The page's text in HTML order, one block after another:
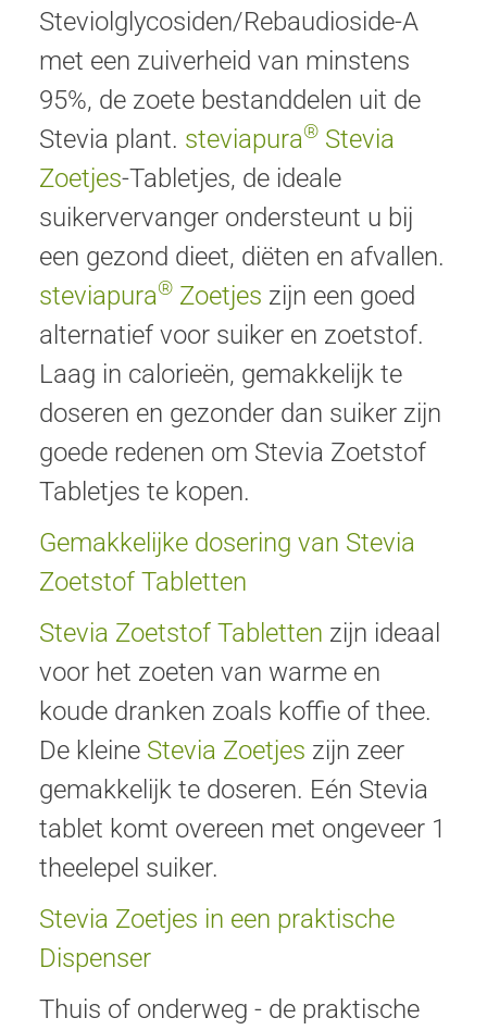
Steviolglycosiden/Rebaudioside-A
met een zuiverheid van minstens
95%, de zoete bestanddelen uit de
Stevia plant. steviapura® Stevia
Zoetjes-Tabletjes, de ideale
suikervervanger ondersteunt u bij
een gezond dieet, diëten en afvallen.
steviapura® Zoetjes zijn een goed
alternatief voor suiker en zoetstof.
Laag in calorieën, gemakkelijk te
doseren en gezonder dan suiker zijn
goede redenen om Stevia Zoetstof
Tabletjes te kopen.
Gemakkelijke dosering van Stevia
Zoetstof Tabletten
Stevia Zoetstof Tabletten zijn ideaal
voor het zoeten van warme en
koude dranken zoals koffie of thee.
De kleine Stevia Zoetjes zijn zeer
gemakkelijk te doseren. Eén Stevia
tablet komt overeen met ongeveer 1
theelepel suiker.
Stevia Zoetjes in een praktische
Dispenser
Thuis of onderweg - de praktische